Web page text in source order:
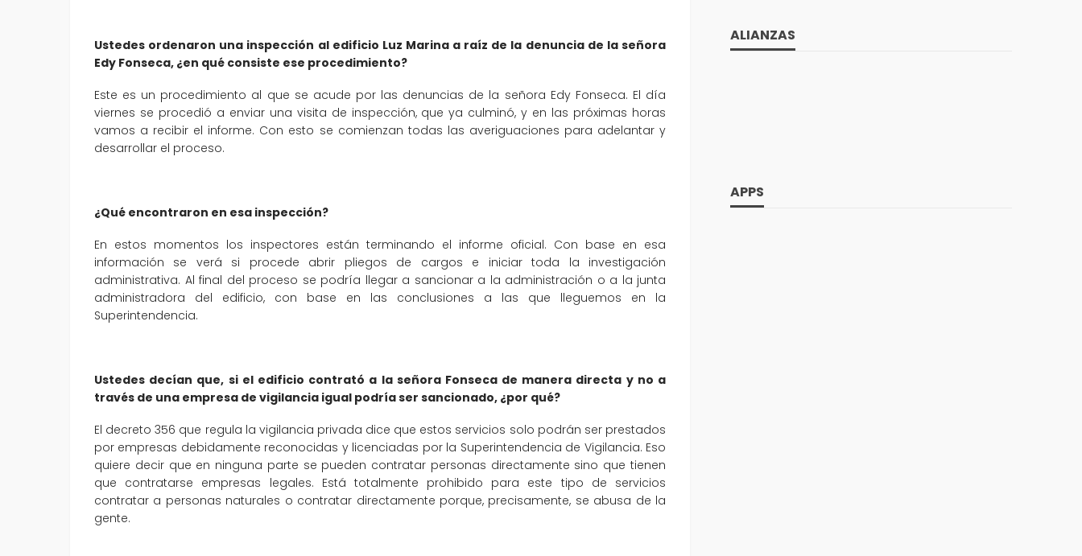
Ustedes ordenaron una inspección al edificio Luz Marina a raíz de la denuncia de la señora
Edy Fonseca, ¿en qué consiste ese procedimiento?
Este es un procedimiento al que se acude por las denuncias de la señora Edy Fonseca. El día
viernes se procedió a enviar una visita de inspección, que ya culminó, y en las próximas horas
vamos a recibir el informe. Con esto se comienzan todas las averiguaciones para adelantar y
desarrollar el proceso.
¿Qué encontraron en esa inspección?
En estos momentos los inspectores están terminando el informe oficial. Con base en esa
información se verá si procede abrir pliegos de cargos e iniciar toda la investigación
administrativa. Al final del proceso se podría llegar a sancionar a la administración o a la junta
administradora del edificio, con base en las conclusiones a las que lleguemos en la
Superintendencia.
Ustedes decían que, si el edificio contrató a la señora Fonseca de manera directa y no a
través de una empresa de vigilancia igual podría ser sancionado, ¿por qué?
El decreto 356 que regula la vigilancia privada dice que estos servicios solo podrán ser prestados
por empresas debidamente reconocidas y licenciadas por la Superintendencia de Vigilancia. Eso
quiere decir que en ninguna parte se pueden contratar personas directamente sino que tienen
que contratarse empresas legales. Está totalmente prohibido para este tipo de servicios
contratar a personas naturales o contratar directamente porque, precisamente, se abusa de la
gente.
ALIANZAS
APPS